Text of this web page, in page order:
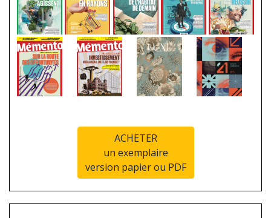
ACHETER
un exemplaire
version papier ou PDF